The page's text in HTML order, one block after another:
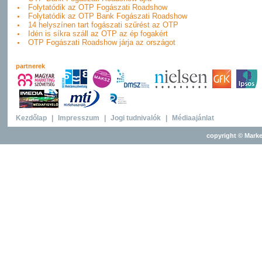
Folytatódik az OTP Fogászati Roadshow
Folytatódik az OTP Bank Fogászati Roadshow
14 helyszínen tart fogászati szűrést az OTP
Idén is síkra száll az OTP az ép fogakért
OTP Fogászati Roadshow járja az országot
partnerek
Kezdőlap Impresszum Jogi tudnivalók Médiaajánlat
copyright ©